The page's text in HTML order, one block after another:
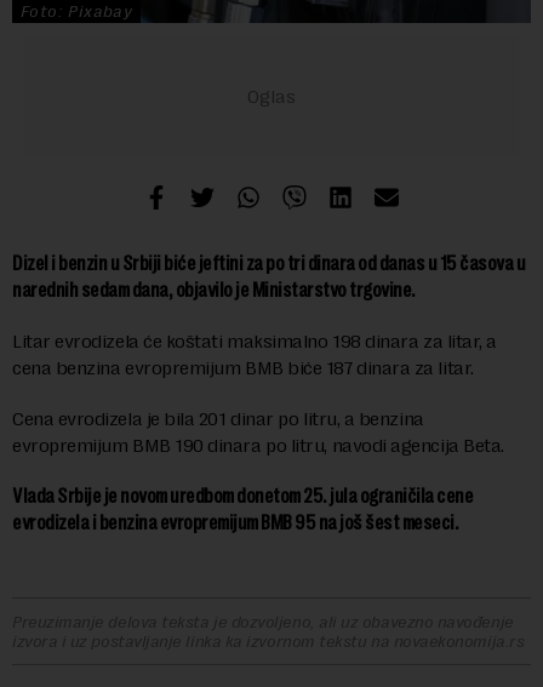
Foto: Pixabay
Dizel i benzin u Srbiji biće jeftini za po tri dinara od danas u 15 časova u
narednih sedam dana, objavilo je Ministarstvo trgovine.
Litar evrodizela će koštati maksimalno 198 dinara za litar, a
cena benzina evropremijum BMB biće 187 dinara za litar.
Cena evrodizela je bila 201 dinar po litru, a benzina
evropremijum BMB 190 dinara po litru, navodi agencija Beta.
Vlada Srbije je novom uredbom donetom 25. jula ograničila cene
evrodizela i benzina evropremijum BMB 95 na još šest meseci.
Preuzimanje delova teksta je dozvoljeno, ali uz obavezno navođenje
izvora i uz postavljanje linka ka izvornom tekstu na novaekonomija.rs